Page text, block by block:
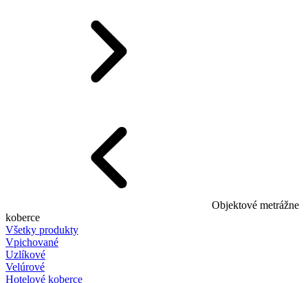
Objektové metrážne
koberce
Všetky produkty
Vpichované
Uzlíkové
Velúrové
Hotelové koberce